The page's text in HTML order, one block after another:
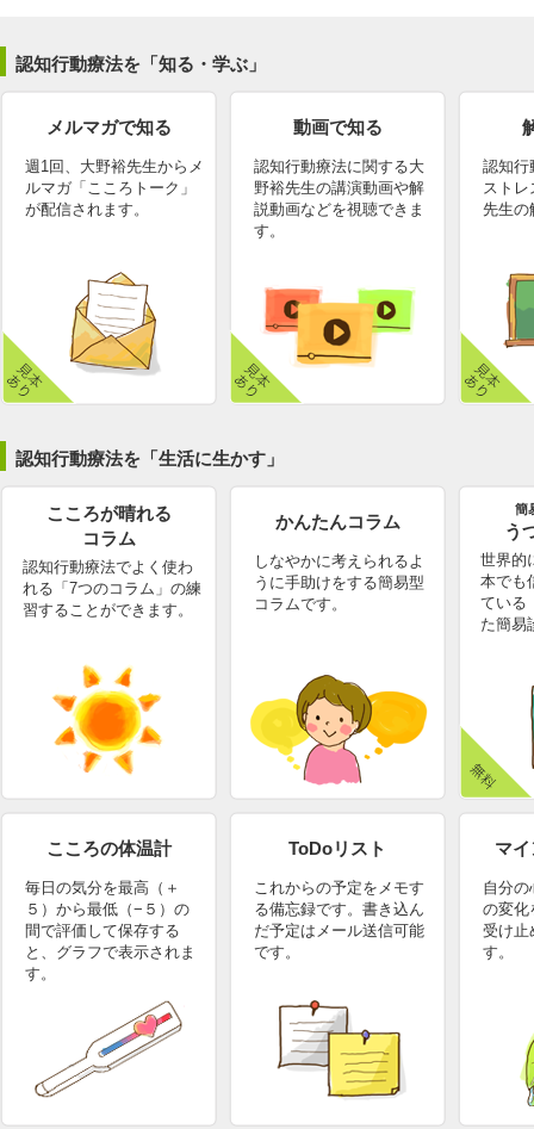
認知行動療法を「知る・学ぶ」
メルマガで知る
週1回、大野裕先生からメ
ルマガ「こころトーク」
が配信されます。
動画で知る
認知行動療法に関する大
野裕先生の講演動画や解
説動画などを視聴できま
す。
認知行
ストレ
先生の
認知行動療法を「生活に生かす」
こころが晴れる
コラム
認知行動療法でよく使わ
れる「7つのコラム」の練
習することができます。
かんたんコラム
しなやかに考えられるよ
うに手助けをする簡易型
コラムです。
簡
う
世界的
本でも
ている
た簡易
こころの体温計
毎日の気分を最高（＋
５）から最低（−５）の
間で評価して保存する
と、グラフで表示されま
す。
ToDoリスト
これからの予定をメモす
る備忘録です。書き込ん
だ予定はメール送信可能
です。
マ
自分の
の変化
受け止
す。